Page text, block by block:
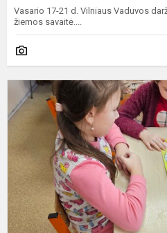
Vasario 17-21 d. Vilniaus Vaduvos
žiemos savaitė....